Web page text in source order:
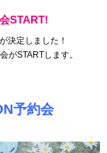
START!
決定しました！
がSTARTします。
予約会